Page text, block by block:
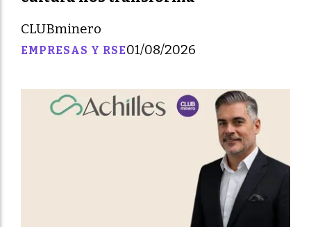
CLUBminero
EMPRESAS Y RSE01/08/2026